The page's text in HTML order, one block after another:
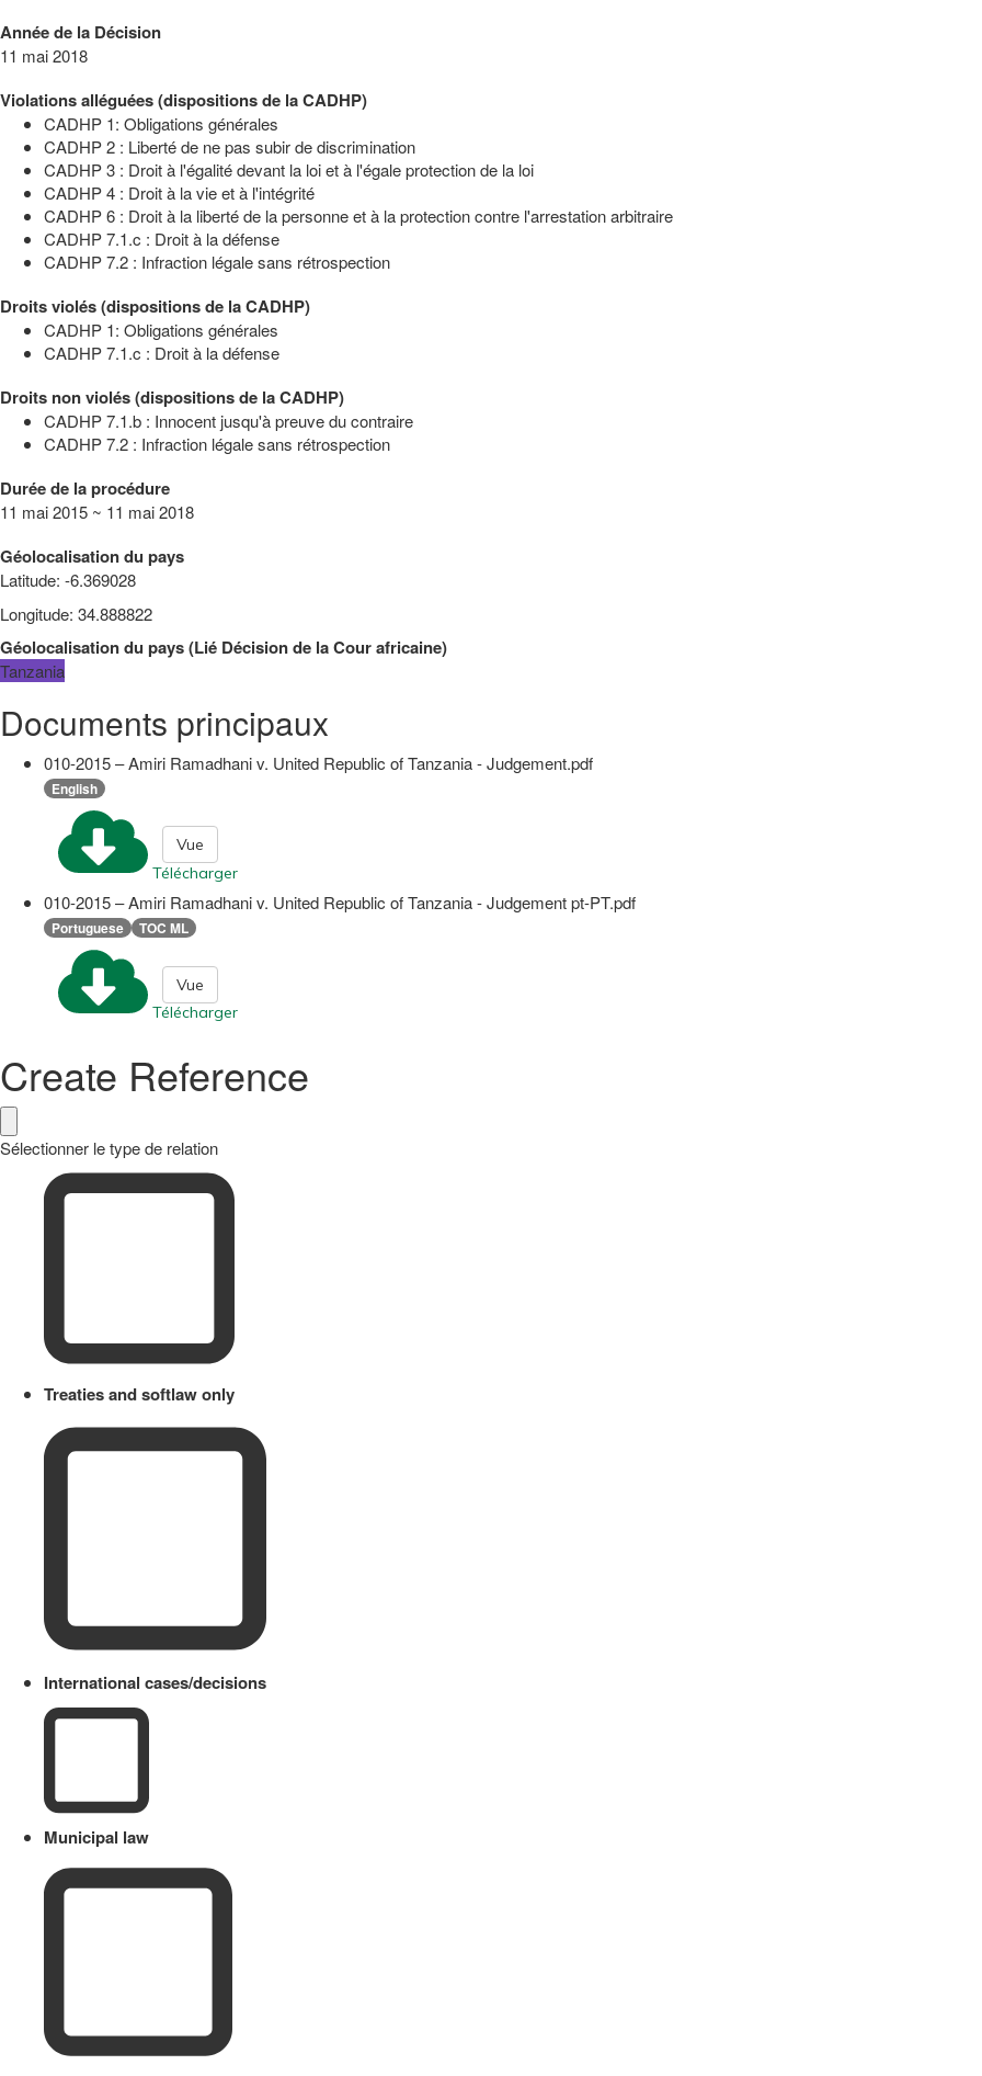
Année de la Décision
11 mai 2018
Violations alléguées (dispositions de la CADHP)
CADHP 1: Obligations générales
CADHP 2 : Liberté de ne pas subir de discrimination
CADHP 3 : Droit à l'égalité devant la loi et à l'égale protection de la loi
CADHP 4 : Droit à la vie et à l'intégrité
CADHP 6 : Droit à la liberté de la personne et à la protection contre l'arrestation arbitraire
CADHP 7.1.c : Droit à la défense
CADHP 7.2 : Infraction légale sans rétrospection
Droits violés (dispositions de la CADHP)
CADHP 1: Obligations générales
CADHP 7.1.c : Droit à la défense
Droits non violés (dispositions de la CADHP)
CADHP 7.1.b : Innocent jusqu'à preuve du contraire
CADHP 7.2 : Infraction légale sans rétrospection
Durée de la procédure
11 mai 2015 ~ 11 mai 2018
Géolocalisation du pays
Latitude: -6.369028
Longitude: 34.888822
Géolocalisation du pays(Lié Décision de la Cour africaine)
Tanzania
Documents principaux
010-2015 – Amiri Ramadhani v. United Republic of Tanzania - Judgement.pdf
English
Télécharger
Vue
010-2015 – Amiri Ramadhani v. United Republic of Tanzania - Judgement pt-PT.pdf
Portuguese TOC ML
Télécharger
Vue
Create Reference
Sélectionner le type de relation
Treaties and softlaw only
International cases/decisions
Municipal law